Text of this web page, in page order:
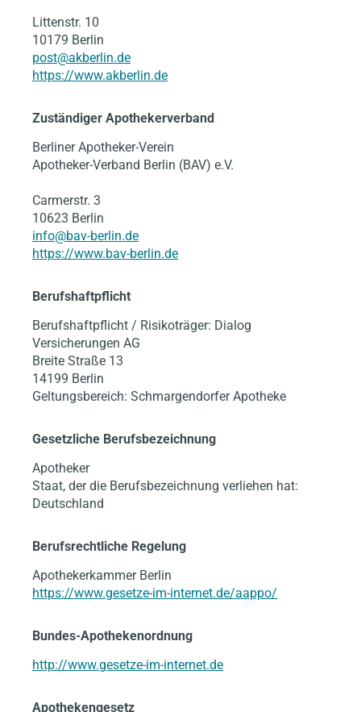
Littenstr. 10
10179 Berlin
post@akberlin.de
https://www.akberlin.de
Zuständiger Apothekerverband
Berliner Apotheker-Verein
Apotheker-Verband Berlin (BAV) e.V.
Carmerstr. 3
10623 Berlin
info@bav-berlin.de
https://www.bav-berlin.de
Berufshaftpflicht
Berufshaftpflicht / Risikoträger: Dialog
Versicherungen AG
Breite Straße 13
14199 Berlin
Geltungsbereich: Schmargendorfer Apotheke
Gesetzliche Berufsbezeichnung
Apotheker
Staat, der die Berufsbezeichnung verliehen hat:
Deutschland
Berufsrechtliche Regelung
Apothekerkammer Berlin
https://www.gesetze-im-internet.de/aappo/
Bundes-Apothekenordnung
http://www.gesetze-im-internet.de
Apothekengesetz